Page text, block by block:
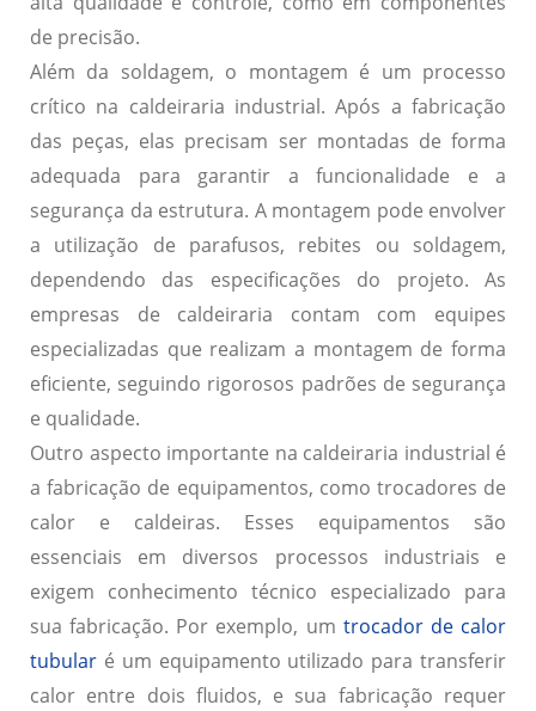
de precisão.
Além da soldagem, o montagem é um processo
crítico na caldeiraria industrial. Após a fabricação
das peças, elas precisam ser montadas de forma
adequada para garantir a funcionalidade e a
segurança da estrutura. A montagem pode envolver
a utilização de parafusos, rebites ou soldagem,
dependendo das especificações do projeto. As
empresas de caldeiraria contam com equipes
especializadas que realizam a montagem de forma
eficiente, seguindo rigorosos padrões de segurança
e qualidade.
Outro aspecto importante na caldeiraria industrial é
afabricação de equipamentos, como trocadores de
calor e caldeiras. Esses equipamentos são
essenciais em diversos processos industriais e
exigem conhecimento técnico especializado para
sua fabricação. Por exemplo, um trocador de calor
tubular é um equipamento utilizado para transferir
calor entre dois fluidos, e sua fabricação requer